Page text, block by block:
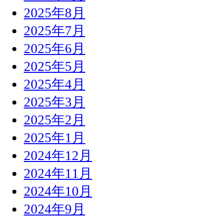
2025年8月
2025年7月
2025年6月
2025年5月
2025年4月
2025年3月
2025年2月
2025年1月
2024年12月
2024年11月
2024年10月
2024年9月